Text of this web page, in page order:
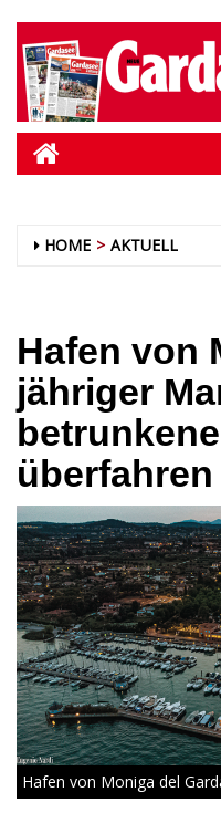
HOME AKTUELL
Hafen von
jähriger
überfahren
Hafen von Moniga del